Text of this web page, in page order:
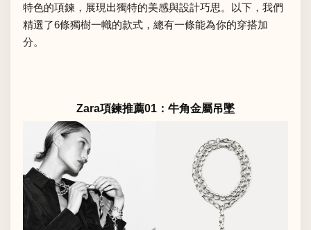
特色的項鍊，展現出獨特的美感與設計巧思。以下，我們
精選了6條獨樹一幟的款式，總有一條能為你的穿搭加
分。
Zara項鍊推薦01：牛角金屬吊墜